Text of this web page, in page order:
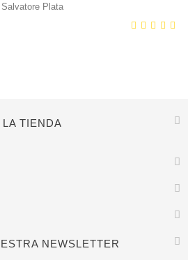
Salvatore Plata
TIENDA
NEWSLETTER